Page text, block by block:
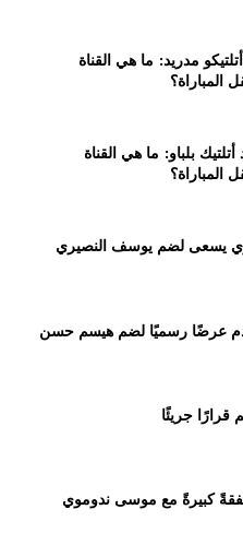
مدريد: ما هي القناة
المباراة؟
بلباو: ما هي القناة
المباراة؟
يسعى لضم يوسف النصيري
عرضًا رسميًا لضم هيسم حسن
قرارًا جريئًا
كبيرةً مع موسى ندوموي